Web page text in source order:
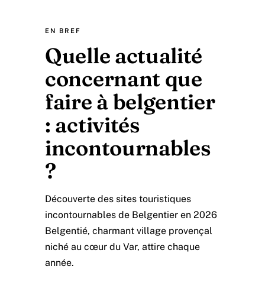
EN BREF
Quelle actualité
concernant que
faire à belgentier
: activités
incontournables
?
Découverte des sites touristiques
incontournables de Belgentier en 2026
Belgentié, charmant village provençal
niché au cœur du Var, attire chaque
année.